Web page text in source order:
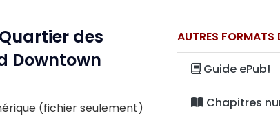
des
Downtown
(fichier seulement)
AUTRES FORMATS
Guide ePub!
Chapitres